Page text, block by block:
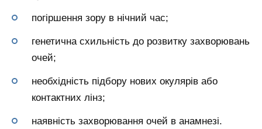
погіршення зору в нічний час;
генетична схильність до розвитку захворювань
очей;
необхідність підбору нових окулярів або
контактних лінз;
наявність захворювання очей в анамнезі.